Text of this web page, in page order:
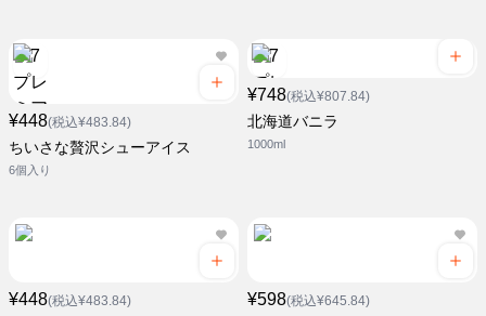
¥448(税込¥483.84)
ちいさな贅沢シューアイス
6個入り
¥748(税込¥807.84)
北海道バニラ
1000ml
¥448(税込¥483.84) ¥598(税込¥645.84)